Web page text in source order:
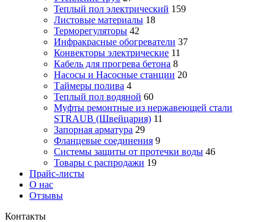
Теплый пол электрический 159
Листовые материалы 18
Терморегуляторы 42
Инфракрасные обогреватели 37
Конвекторы электрические 11
Кабель для прогрева бетона 8
Насосы и Насосные станции 20
Таймеры полива 4
Теплый пол водяной 60
Муфты ремонтные из нержавеющей стали
STRAUB (Швейцария) 11
Запорная арматура 29
Фланцевые соединения 9
Системы защиты от протечки воды 46
Товары с распродажи 19
Прайс-листы
О нас
Отзывы
Контакты